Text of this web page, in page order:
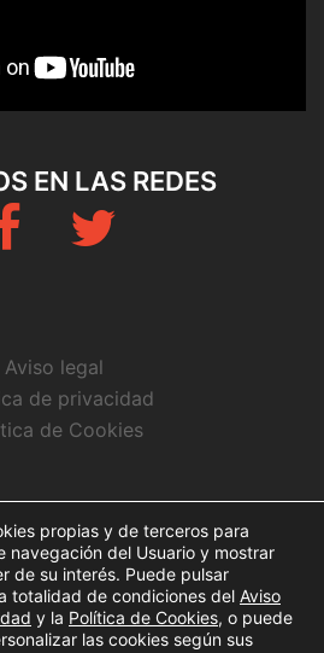
EN LAS REDES
Fb Twitter
Aviso legal
de privacidad
de Cookies
propias y de terceros para
navegación del Usuario y mostrar
de su interés. Puede pulsar
totalidad de condiciones del Aviso
y la Política de Cookies, o puede
las cookies según sus